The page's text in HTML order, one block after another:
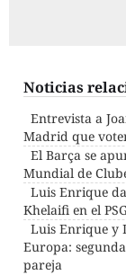
Noticias
Entrevista a
Madrid que
El Barça se
Mundial de
Luis Enrique
Khelaifi en el
Luis Enrique y
Europa:
pareja